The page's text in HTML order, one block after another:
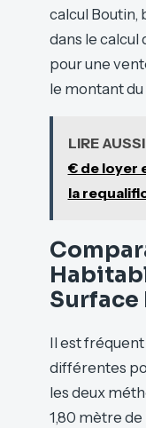
calcul Boutin,
dans le calcul
pour une
le montant
LIRE AUSSI
€ de loyer
la
Surface
Il est
différentes
les deux
1,80 mètre